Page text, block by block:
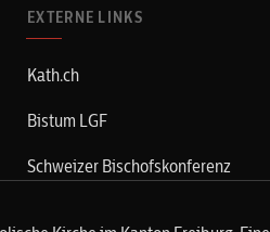
EXTERNE LINKS
Kath.ch
Bistum LGF
Schweizer Bischofskonferenz